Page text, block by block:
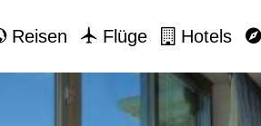
Reisen Flüge Hotels